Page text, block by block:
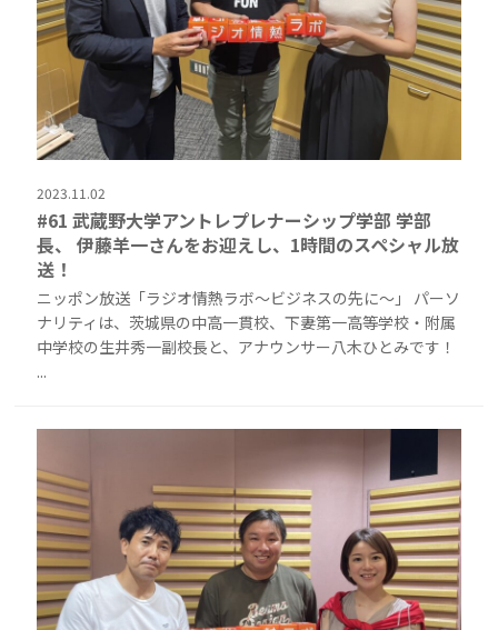
2023.11.02
#61 武蔵野大学アントレプレナーシップ学部 学部
長、 伊藤羊一さんをお迎えし、1時間のスペシャル放
送！
ニッポン放送「ラジオ情熱ラボ〜ビジネスの先に〜」 パーソ
ナリティは、茨城県の中高一貫校、下妻第一高等学校・附属
中学校の生井秀一副校長と、アナウンサー八木ひとみです！
...